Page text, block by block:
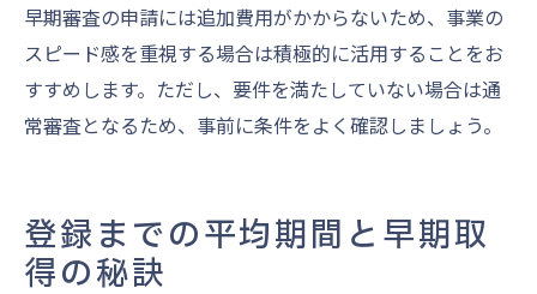
早期審査の申請には追加費用がかからないため、事業の
スピード感を重視する場合は積極的に活用することをお
すすめします。ただし、要件を満たしていない場合は通
常審査となるため、事前に条件をよく確認しましょう。
登録までの平均期間と早期取
得の秘訣